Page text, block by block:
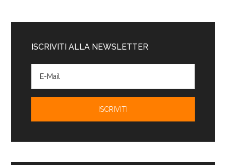
ISCRIVITI ALLA NEWSLETTER